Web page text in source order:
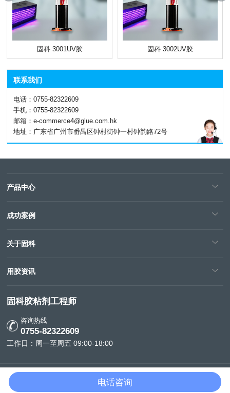
固科 3001UV胶 固科 3002UV胶
联系我们
电话：0755-82322609
手机：0755-82322609
邮箱：e-commerce4@glue.com.hk
地址：广东省广州市番禺区钟村街钟一村钟韵路72号
产品中心
成功案例
关于固科
用胶资讯
固科胶粘剂工程师
咨询热线
0755-82322609
工作日：周一至周五 09:00-18:00
版权所有 COPYRIGHT © 2023 ALL RIGHTS RESERVED
08008591号-3
电话咨询